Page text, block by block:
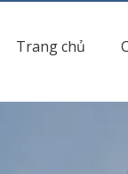
Trang chủ